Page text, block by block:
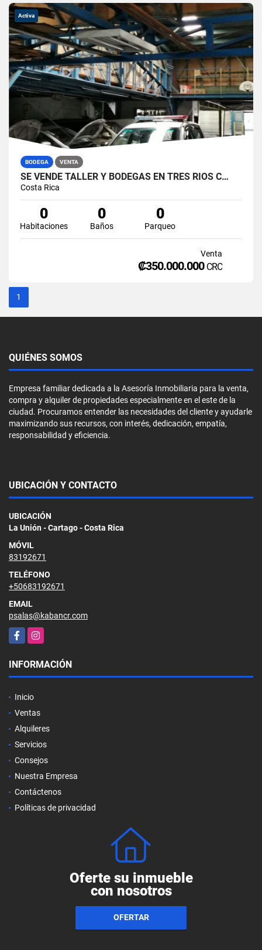
Activa
BODEGA VENTA
SE VENDE TALLER Y BODEGAS EN TRES RÍOS C…
Costa Rica
0
Habitaciones
0
Baños
0
Parqueo
Venta
₡350.000.000 CRC
1
QUIÉNES SOMOS
Empresa familiar dedicada a la Asesoría Inmobiliaria para la venta,
compra y alquiler de propiedades especialmente en el este de la
ciudad. Procuramos entender las necesidades del cliente y ayudarle
maximizando sus recursos, con interés, dedicación, empatía,
responsabilidad y eficiencia.
UBICACIÓN Y CONTACTO
UBICACIÓN
La Unión - Cartago - Costa Rica
MÓVIL
83192671
TELÉFONO
+50683192671
EMAIL
psalas@kabancr.com
FacebookInstagram
INFORMACIÓN
Inicio
Ventas
Alquileres
Servicios
Consejos
Nuestra Empresa
Contáctenos
Políticas de privacidad
Oferte su inmueble
con nosotros
OFERTAR